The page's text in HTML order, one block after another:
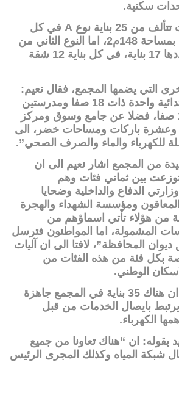
وبين ان هذه البنايات تتألف من 25 بناية نوع A في كل
واحدة منها 12 شقة بمساحة 148م2، اما النوع الثاني من
البنايات وهي B فعددها 17 بناية، في كل بناية 12 شقة
التي يضمها المجمع، فقال نعيم:
ان”هناك مدرسة ابتدائية واحدة ذات 18 صفا ومدرستين
متوسطة وثانوية 16 صفا، فضلا عن جامع وسوق ومركز
وعشرة باركات ومساحات خضر، الى
للكهرباء والماء والصرف الصحي”.
من المجمع اشار نعيم الى ان
بين ثماني فئات وهم
الدفاع والداخلية وضحايا
ومؤسسة الشهداء والهجرة
من هؤلاء تأتي اسماؤهم من
المشمولة، اما المواطنون فترسل
المحافظة”، لافتا الى ان آليات
بكل فئة من هذه الفئات من
الوطني.
ومضى نعيم بقوله: ان هناك 35 بناية في المجمع جاهزة
بايصال الخدمات من قبل
الكهرباء.
بقوله: ان “هناك تعاونا من جميع
شبكة المياه وكذلك المجرى الرئيس